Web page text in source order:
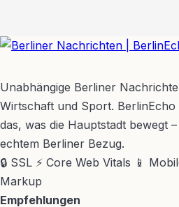
Unabhängige Berliner
Wirtschaft und Sport.
das, was die Hauptstadt bewegt
echtem Berliner Bezug.
🔒 SSL ⚡ Core Web Vitals 📱
Markup
Empfehlungen